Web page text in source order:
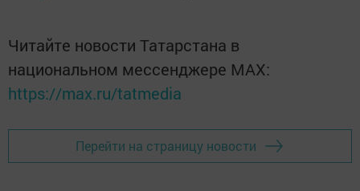
Читайте новости Татарстана в
национальном мессенджере MАХ:
https://max.ru/tatmedia
Перейти на страницу новости